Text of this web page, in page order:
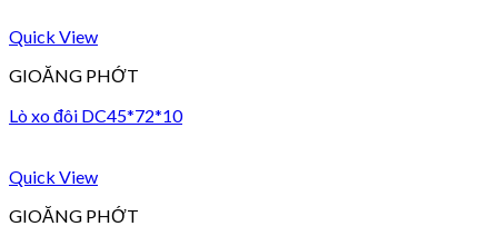
Quick View
GIOĂNG PHỚT
Lò xo đôi DC45*72*10
Quick View
GIOĂNG PHỚT